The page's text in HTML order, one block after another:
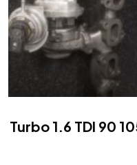
Turbo 1.6 TDI 90